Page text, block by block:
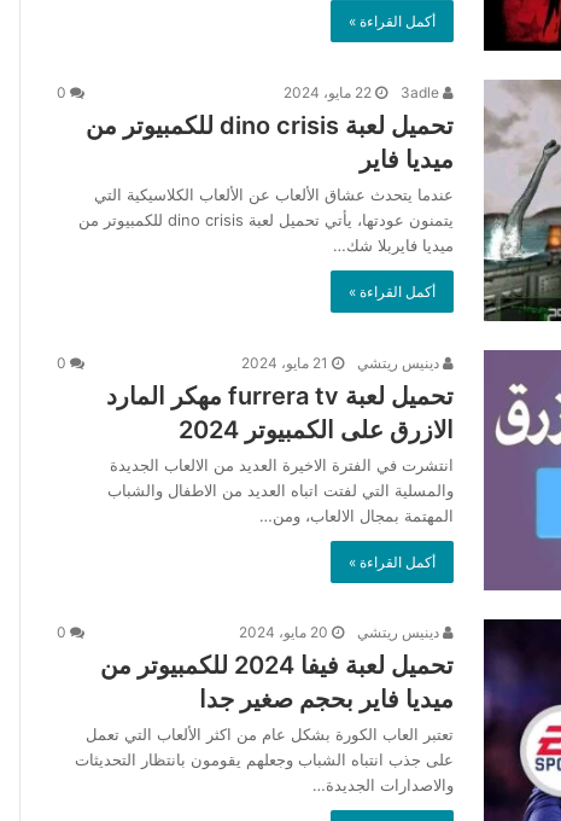
أكمل القراءة »
22 مايو، 2024
تحميل لعبة dino crisis للكمبيوتر من
ميديا فاير
عندما يتحدث عشاق الألعاب عن الألعاب الكلاسيكية التي
يتمنون عودتها، يأتي تحميل لعبة dino crisis للكمبيوتر من
ميديا فايربلا شك…
أكمل القراءة »
دينيس ريتشي 21 مايو، 2024
تحميل لعبة furrera tv مهكر المارد
الازرق على الكمبيوتر 2024
انتشرت في الفترة الاخيرة العديد من الالعاب الجديدة
والمسلية التي لفتت اتباه العديد من الاطفال والشباب
المهتمة بمجال الالعاب، ومن…
أكمل القراءة »
دينيس ريتشي 20 مايو، 2024
تحميل لعبة فيفا 2024 للكمبيوتر من
ميديا فاير بحجم صغير جدا
تعتبر العاب الكورة بشكل عام من اكثر الألعاب التي تعمل
على جذب انتباه الشباب وجعلهم يقومون بانتظار التحديثات
والاصدارات الجديدة…